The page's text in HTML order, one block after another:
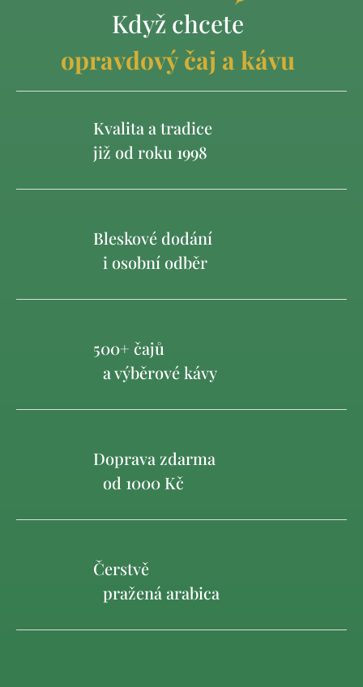
Když chcete
opravdový čaj a kávu
Kvalita a tradice
již od roku 1998
Bleskové dodání
i osobní odběr
500+ čajů
a výběrové kávy
Doprava zdarma
od 1000 Kč
Čerstvě
pražená arabica